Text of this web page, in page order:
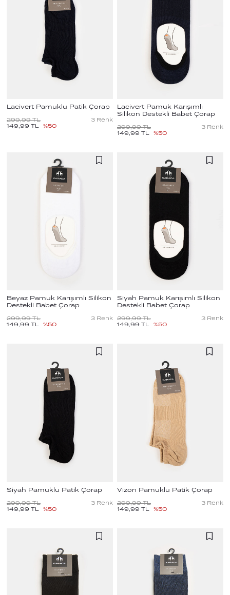
Lacivert Pamuklu Patik Çorap
299,99 TL
149,99 TL %50
3 Renk
Lacivert Pamuk Karışımlı
Silikon Destekli Babet Çorap
299,99 TL
149,99 TL %50
3 Renk
Beyaz Pamuk Karışımlı Silikon
Destekli Babet Çorap
299,99 TL
149,99 TL %50
3 Renk
Siyah Pamuk Karışımlı Silikon
Destekli Babet Çorap
299,99 TL
149,99 TL %50
3 Renk
Siyah Pamuklu Patik Çorap
299,99 TL
149,99 TL %50
3 Renk
Vizon Pamuklu Patik Çorap
299,99 TL
149,99 TL %50
3 Renk